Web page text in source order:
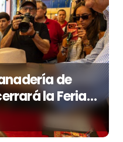
de
la Feria